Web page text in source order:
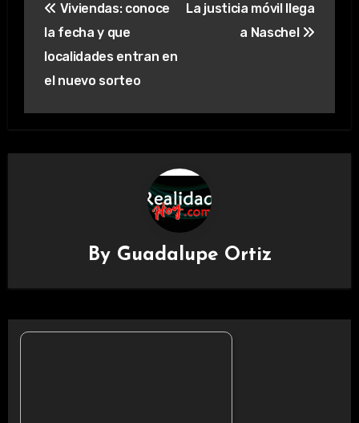
de
entradas
Viviendas: conoce
la fecha y que
localidades entran en
el nuevo sorteo
La justicia móvil llega
a Naschel
By Guadalupe Ortiz